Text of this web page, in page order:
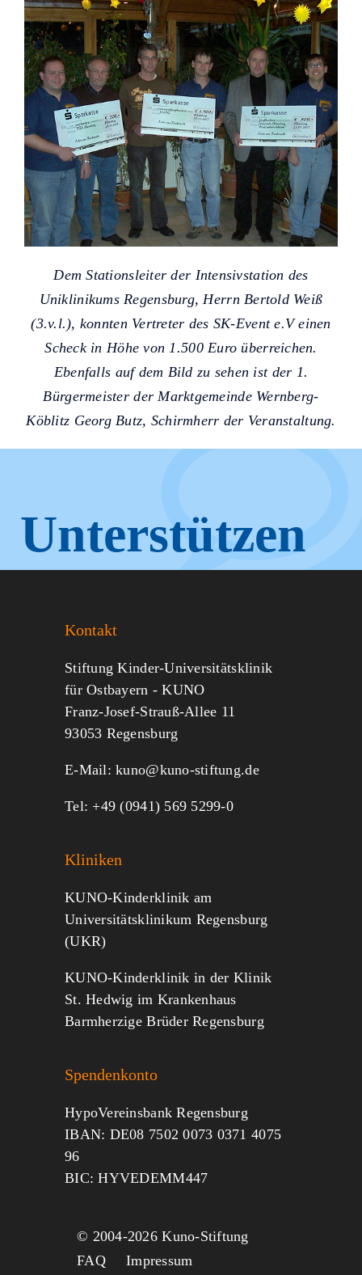
Dem Stationsleiter der Intensivstation des
Uniklinikums Regensburg, Herrn Bertold Weiß
(3.v.l.), konnten Vertreter des SK-Event e.V einen
Scheck in Höhe von 1.500 Euro überreichen.
Ebenfalls auf dem Bild zu sehen ist der 1.
Bürgermeister der Marktgemeinde Wernberg-
Köblitz Georg Butz, Schirmherr der Veranstaltung.
Unterstützen
Jeder kann helfen.
MITMACHEN SPENDEN
Kontakt
Stiftung Kinder-Universitätsklinik
für Ostbayern - KUNO
Franz-Josef-Strauß-Allee 11
93053 Regensburg
E-Mail:kuno@kuno-stiftung.de
Tel: +49 (0941) 569 5299-0
Kliniken
KUNO-Kinderklinik am
Universitätsklinikum Regensburg
(UKR)
KUNO-Kinderklinik in der Klinik
St. Hedwig im Krankenhaus
Barmherzige Brüder Regensburg
Spendenkonto
HypoVereinsbank Regensburg
IBAN: DE08 7502 0073 0371 4075
96
BIC: HYVEDEMM447
© 2004-2026 Kuno-Stiftung
FAQ
Impressum